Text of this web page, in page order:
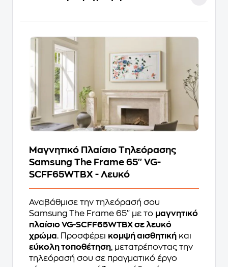
Μαγνητικό Πλαίσιο Τηλεόρασης
Samsung The Frame 65'' VG-
SCFF65WTBX - Λευκό
Αναβάθμισε την τηλεόρασή σου
Samsung The Frame 65'' με το μαγνητικό
πλαίσιο VG-SCFF65WTBX σε λευκό
χρώμα. Προσφέρει κομψή αισθητική και
εύκολη τοποθέτηση, μετατρέποντας την
τηλεόρασή σου σε πραγματικό έργο